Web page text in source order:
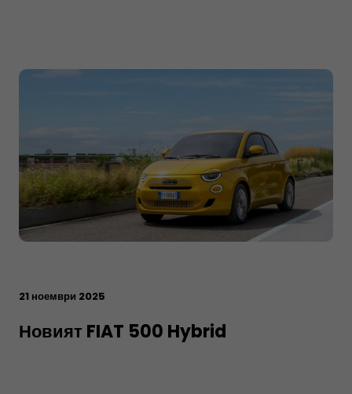
21 ноември 2025
Новият FIAT 500 Hybrid